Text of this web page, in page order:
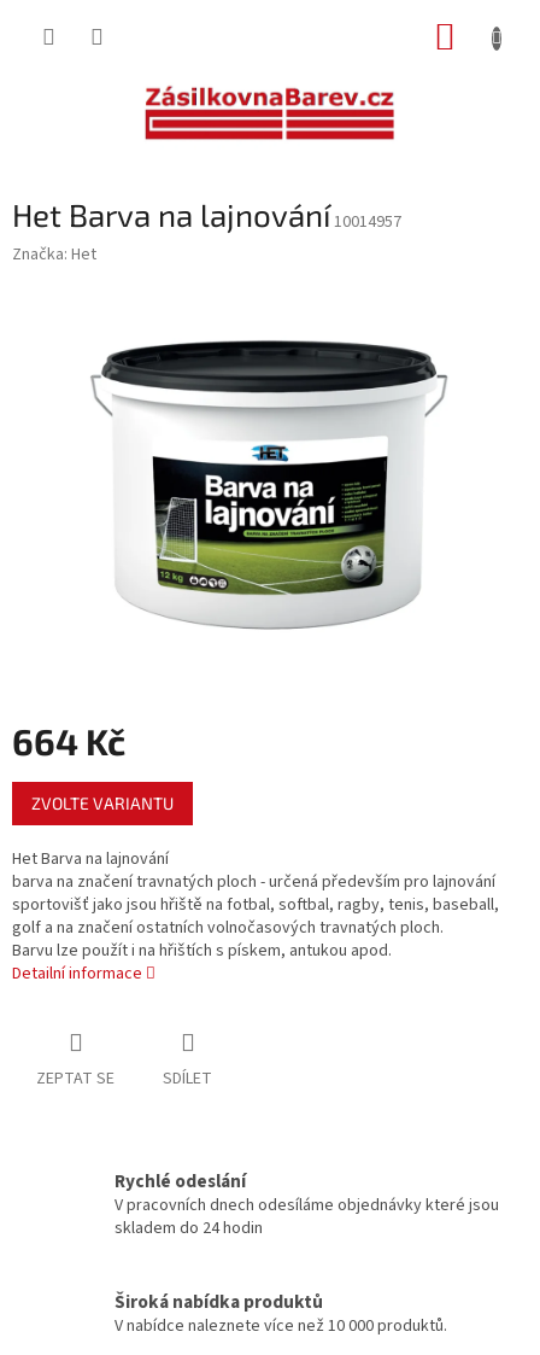
Het Barva na lajnování10014957
Značka: Het
664 Kč
Měrná
cena:
ZVOLTE VARIANTU
Het Barva na lajnování
barva na značení travnatých ploch - určená především pro lajnování
sportovišť jako jsou hřiště na fotbal, softbal, ragby, tenis, baseball,
golf a na značení ostatních volnočasových travnatých ploch.
Barvu lze použít i na hřištích s pískem, antukou apod.
Detailní informace
ZEPTAT SE SDÍLET
Rychlé odeslání
V pracovních dnech odesíláme objednávky které jsou
skladem do 24 hodin
Široká nabídka produktů
V nabídce naleznete více než 10 000 produktů.